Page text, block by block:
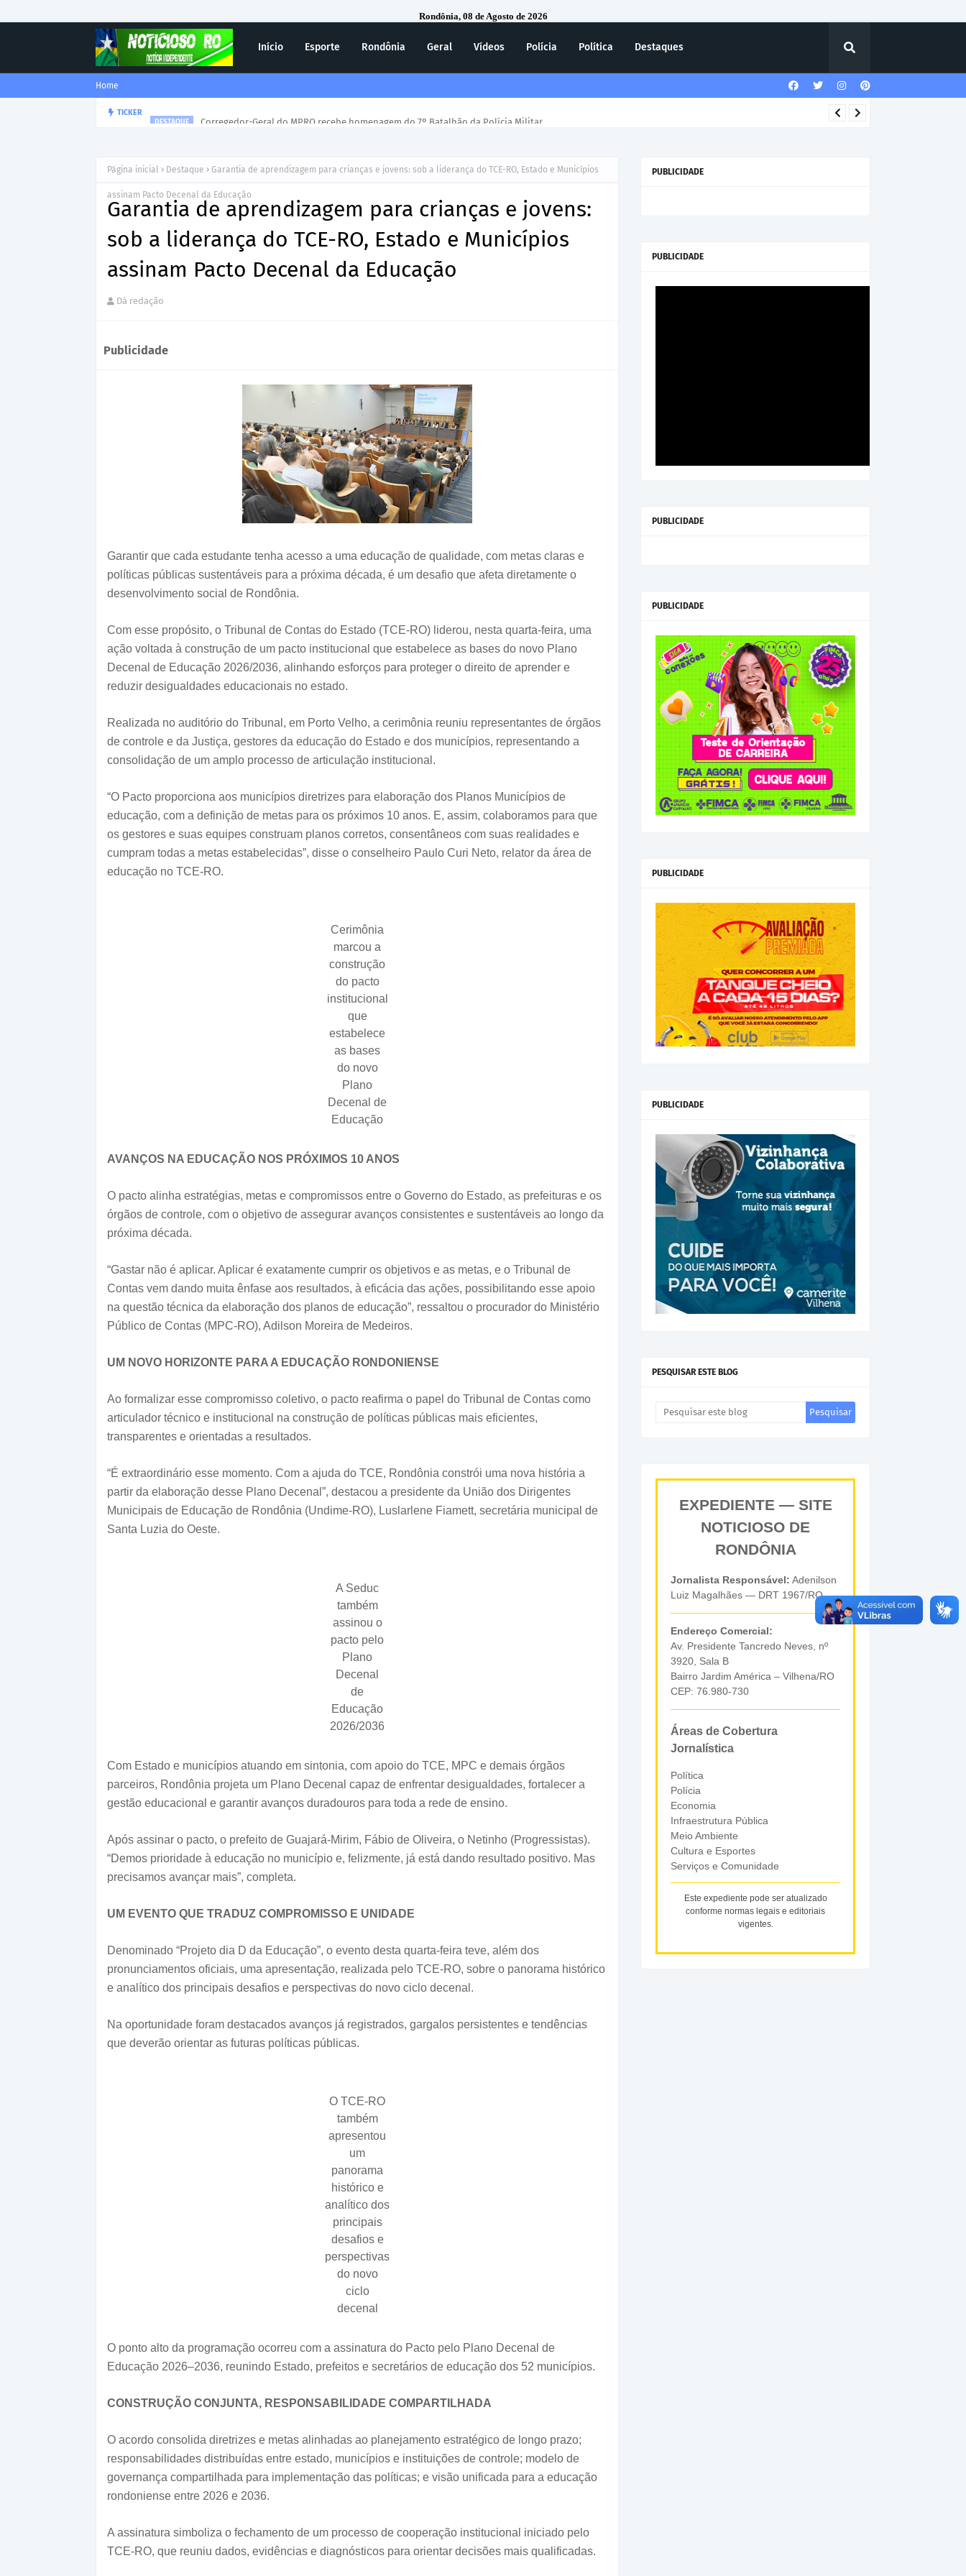
Rondônia, 08 de Agosto de 2026
Início Esporte Rondônia Geral Vídeos Polícia Política Destaques
Home
TICKER
Página inicial Destaque Garantia de aprendizagem para crianças e jovens: sob a liderança do TCE-RO, Estado e Municípios
assinam Pacto Decenal da Educação
Garantia de aprendizagem para crianças e jovens:
sob a liderança do TCE-RO, Estado e Municípios
assinam Pacto Decenal da Educação
Dá redação
Publicidade
Garantir que cada estudante tenha acesso a uma educação de qualidade, com metas claras e
políticas públicas sustentáveis para a próxima década, é um desafio que afeta diretamente o
desenvolvimento social de Rondônia.
Com esse propósito, o Tribunal de Contas do Estado (TCE-RO) liderou, nesta quarta-feira, uma
ação voltada à construção de um pacto institucional que estabelece as bases do novo Plano
Decenal de Educação 2026/2036, alinhando esforços para proteger o direito de aprender e
reduzir desigualdades educacionais no estado.
Realizada no auditório do Tribunal, em Porto Velho, a cerimônia reuniu representantes de órgãos
de controle e da Justiça, gestores da educação do Estado e dos municípios, representando a
consolidação de um amplo processo de articulação institucional.
“O Pacto proporciona aos municípios diretrizes para elaboração dos Planos Municípios de
educação, com a definição de metas para os próximos 10 anos. E, assim, colaboramos para que
os gestores e suas equipes construam planos corretos, consentâneos com suas realidades e
cumpram todas a metas estabelecidas”, disse o conselheiro Paulo Curi Neto, relator da área de
educação no TCE-RO.
Cerimônia
marcou a
construção
do pacto
institucional
que
estabelece
as bases
do novo
Plano
Decenal de
Educação
AVANÇOS NA EDUCAÇÃO NOS PRÓXIMOS 10 ANOS
O pacto alinha estratégias, metas e compromissos entre o Governo do Estado, as prefeituras e os
órgãos de controle, com o objetivo de assegurar avanços consistentes e sustentáveis ao longo da
próxima década.
“Gastar não é aplicar. Aplicar é exatamente cumprir os objetivos e as metas, e o Tribunal de
Contas vem dando muita ênfase aos resultados, à eficácia das ações, possibilitando esse apoio
na questão técnica da elaboração dos planos de educação”, ressaltou o procurador do Ministério
Público de Contas (MPC-RO), Adilson Moreira de Medeiros.
UM NOVO HORIZONTE PARA A EDUCAÇÃO RONDONIENSE
Ao formalizar esse compromisso coletivo, o pacto reafirma o papel do Tribunal de Contas como
articulador técnico e institucional na construção de políticas públicas mais eficientes,
transparentes e orientadas a resultados.
“É extraordinário esse momento. Com a ajuda do TCE, Rondônia constrói uma nova história a
partir da elaboração desse Plano Decenal”, destacou a presidente da União dos Dirigentes
Municipais de Educação de Rondônia (Undime-RO), Luslarlene Fiamett, secretária municipal de
Santa Luzia do Oeste.
A Seduc
também
assinou o
pacto pelo
Plano
Decenal
de
Educação
2026/2036
Com Estado e municípios atuando em sintonia, com apoio do TCE, MPC e demais órgãos
parceiros, Rondônia projeta um Plano Decenal capaz de enfrentar desigualdades, fortalecer a
gestão educacional e garantir avanços duradouros para toda a rede de ensino.
Após assinar o pacto, o prefeito de Guajará-Mirim, Fábio de Oliveira, o Netinho (Progressistas).
“Demos prioridade à educação no município e, felizmente, já está dando resultado positivo. Mas
precisamos avançar mais”, completa.
UM EVENTO QUE TRADUZ COMPROMISSO E UNIDADE
Denominado “Projeto dia D da Educação”, o evento desta quarta-feira teve, além dos
pronunciamentos oficiais, uma apresentação, realizada pelo TCE-RO, sobre o panorama histórico
e analítico dos principais desafios e perspectivas do novo ciclo decenal.
Na oportunidade foram destacados avanços já registrados, gargalos persistentes e tendências
que deverão orientar as futuras políticas públicas.
O TCE-RO
também
apresentou
um
panorama
histórico e
analítico dos
principais
desafios e
perspectivas
do novo
ciclo
decenal
O ponto alto da programação ocorreu com a assinatura do Pacto pelo Plano Decenal de
Educação 2026–2036, reunindo Estado, prefeitos e secretários de educação dos 52 municípios.
CONSTRUÇÃO CONJUNTA, RESPONSABILIDADE COMPARTILHADA
O acordo consolida diretrizes e metas alinhadas ao planejamento estratégico de longo prazo;
responsabilidades distribuídas entre estado, municípios e instituições de controle; modelo de
governança compartilhada para implementação das políticas; e visão unificada para a educação
rondoniense entre 2026 e 2036.
A assinatura simboliza o fechamento de um processo de cooperação institucional iniciado pelo
TCE-RO, que reuniu dados, evidências e diagnósticos para orientar decisões mais qualificadas.
PUBLICIDADE
PUBLICIDADE
PUBLICIDADE
PUBLICIDADE
PUBLICIDADE
PUBLICIDADE
PESQUISAR ESTE BLOG
EXPEDIENTE — SITE
NOTICIOSO DE
RONDÔNIA
Jornalista Responsável: Adenilson
Luiz Magalhães — DRT 1967/RO
Endereço Comercial:
Av. Presidente Tancredo Neves, nº
3920, Sala B
Bairro Jardim América – Vilhena/RO
CEP: 76.980-730
Áreas de Cobertura
Jornalística
Política
Polícia
Economia
Infraestrutura Pública
Meio Ambiente
Cultura e Esportes
Serviços e Comunidade
Este expediente pode ser atualizado
conforme normas legais e editoriais
vigentes.